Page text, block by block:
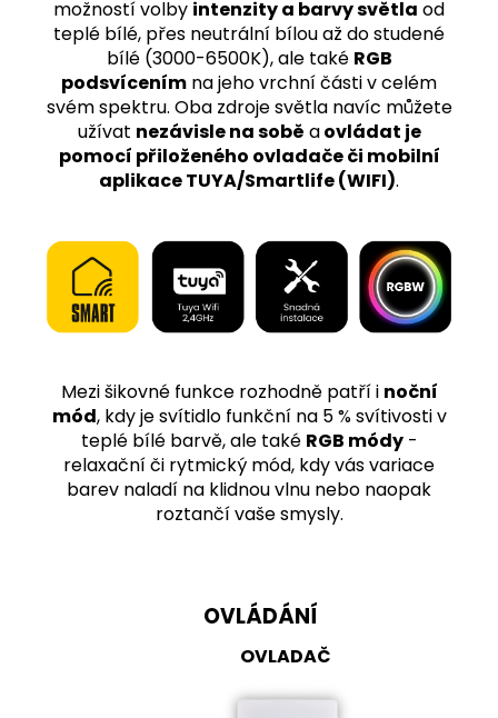
možností volby intenzity a barvy světla od
teplé bílé, přes neutrální bílou až do studené
bílé (3000-6500K), ale také RGB
podsvícením na jeho vrchní části v celém
svém spektru. Oba zdroje světla navíc můžete
užívat nezávisle na sobě aovládat je
pomocí přiloženého ovladače či mobilní
aplikace TUYA/Smartlife (WIFI).
Mezi šikovné funkce rozhodně patří i noční
mód, kdy je svítidlo funkční na 5 % svítivosti v
teplé bílé barvě, ale také RGB módy-
relaxační či rytmický mód, kdy vás variace
barev naladí na klidnou vlnu nebo naopak
roztančí vaše smysly.
OVLÁDÁNÍ
OVLADAČ